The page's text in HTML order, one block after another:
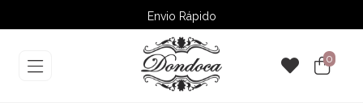
Envio Rápido
➚ Ofertas– Até 60% OFF
0